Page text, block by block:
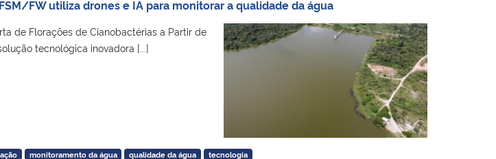
FW utiliza drones e IA para monitorar a qualidade da água
de Florações de Cianobactérias a Partir de
tecnológica inovadora [...]
monitoramento da água qualidade da água tecnologia